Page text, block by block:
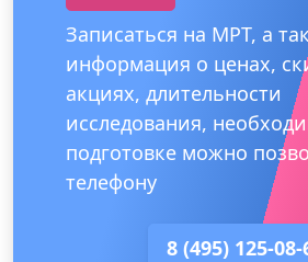
Записаться на МРТ, а
информация о ценах,
акциях, длительности
исследования,
подготовке можно
телефону
8 (495) 125-08-